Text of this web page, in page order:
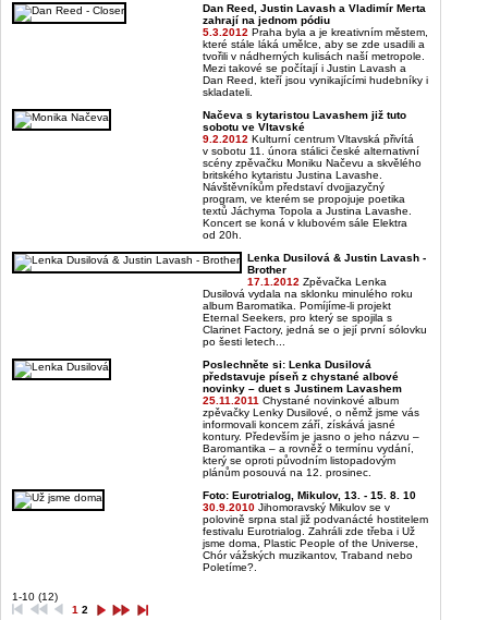
Dan Reed, Justin Lavash a Vladimír Merta
zahrají na jednom pódiu
5.3.2012 Praha byla a je kreativním městem,
které stále láká umělce, aby se zde usadili a
tvořili v nádherných kulisách naší metropole.
Mezi takové se počítají i Justin Lavash a
Dan Reed, kteří jsou vynikajícími hudebníky i
skladateli.
Načeva s kytaristou Lavashem již tuto
sobotu ve Vltavské
9.2.2012 Kulturní centrum Vltavská přivítá
v sobotu 11. února stálici české alternativní
scény zpěvačku Moniku Načevu a skvělého
britského kytaristu Justina Lavashe.
Návštěvníkům představí dvojjazyčný
program, ve kterém se propojuje poetika
textů Jáchyma Topola a Justina Lavashe.
Koncert se koná v klubovém sále Elektra
od 20h.
Lenka Dusilová & Justin Lavash -
Brother
17.1.2012 Zpěvačka Lenka
Dusilová vydala na sklonku minulého roku
album Baromatika. Pomíjíme-li projekt
Eternal Seekers, pro který se spojila s
Clarinet Factory, jedná se o její první sólovku
po šesti letech...
Poslechněte si: Lenka Dusilová
představuje píseň z chystané albové
novinky – duet s Justinem Lavashem
25.11.2011 Chystané novinkové album
zpěvačky Lenky Dusilové, o němž jsme vás
informovali koncem září, získává jasné
kontury. Především je jasno o jeho názvu –
Baromantika – a rovněž o termínu vydání,
který se oproti původním listopadovým
plánům posouvá na 12. prosinec.
Foto: Eurotrialog, Mikulov, 13. - 15. 8. 10
30.9.2010 Jihomoravský Mikulov se v
polovině srpna stal již podvanácté hostitelem
festivalu Eurotrialog. Zahráli zde třeba i Už
jsme doma, Plastic People of the Universe,
Chór vážských muzikantov, Traband nebo
Poletíme?.
1-10 (12)
1 2